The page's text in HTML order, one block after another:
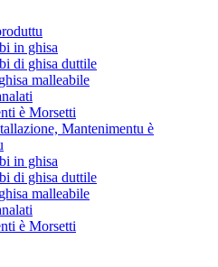
in ghisa
di ghisa duttile
malleabile
è Morsetti
Mantenimentu è
in ghisa
di ghisa duttile
malleabile
è Morsetti